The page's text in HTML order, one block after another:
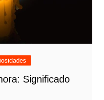
Significado